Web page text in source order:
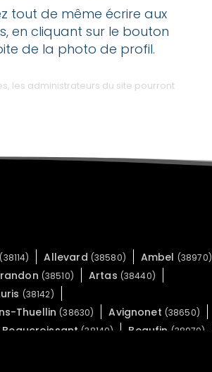
tout de même écrire aux
en cliquant sur le bouton
de la photo de profil.
les administrateurs du site pourront
(38114) Allevard (38580) Ambel (38970)
(38510) Artas (38440)
(38142)
Thuellin (38630) Avignonet (38650)
Beaucroissant (38140) Beaufin (38970)